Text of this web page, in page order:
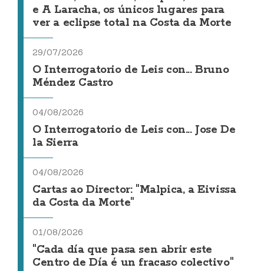
e A Laracha, os únicos lugares para
ver a eclipse total na Costa da Morte
29/07/2026
O Interrogatorio de Leis con... Bruno
Méndez Castro
04/08/2026
O Interrogatorio de Leis con... Jose De
la Sierra
04/08/2026
Cartas ao Director: "Malpica, a Eivissa
da Costa da Morte"
01/08/2026
"Cada día que pasa sen abrir este
Centro de Día é un fracaso colectivo"